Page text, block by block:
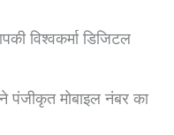
विश्वकर्मा डिजिटल
मोबाइल नंबर का